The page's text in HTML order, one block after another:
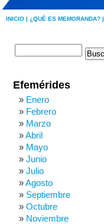
INICIO | ¿QUÉ ES MEMORANDA? |
Efemérides
Enero
Febrero
Marzo
Abril
Mayo
Junio
Julio
Agosto
Septiembre
Octubre
Noviembre